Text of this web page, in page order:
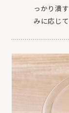
っかり潰
みに応じ